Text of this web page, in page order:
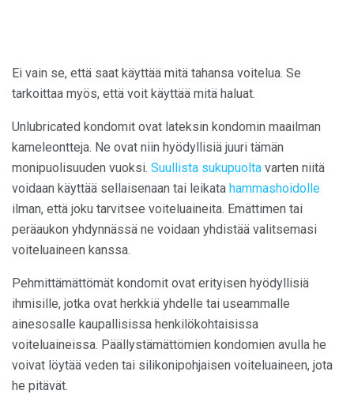
Ei vain se, että saat käyttää mitä tahansa voitelua. Se
tarkoittaa myös, että voit käyttää mitä haluat.
Unlubricated kondomit ovat lateksin kondomin maailman
kameleontteja. Ne ovat niin hyödyllisiä juuri tämän
monipuolisuuden vuoksi. Suullista sukupuolta varten niitä
voidaan käyttää sellaisenaan tai leikata hammashoidolle
ilman, että joku tarvitsee voiteluaineita. Emättimen tai
peräaukon yhdynnässä ne voidaan yhdistää valitsemasi
voiteluaineen kanssa.
Pehmittämättömät kondomit ovat erityisen hyödyllisiä
ihmisille, jotka ovat herkkiä yhdelle tai useammalle
ainesosalle kaupallisissa henkilökohtaisissa
voiteluaineissa. Päällystämättömien kondomien avulla he
voivat löytää veden tai silikonipohjaisen voiteluaineen, jota
he pitävät.